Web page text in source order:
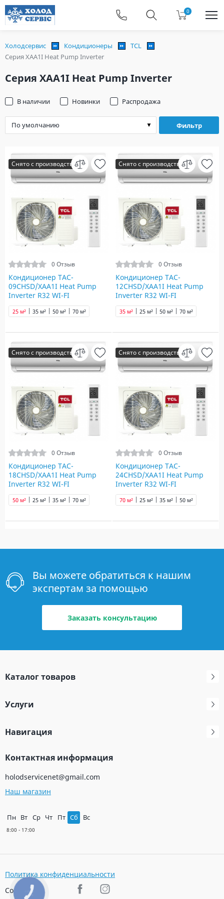
0
Холодсервис Кондиционеры
TCL
Серия XAA1I Heat Pump Inverter
Серия XAA1I Heat Pump Inverter
Фильтр
В наличии Новинки Распродажа
Снято с производства
0 Отзыв
Кондиционер TAC-
09CHSD/XAA1I Heat Pump
Inverter R32 WI-FI
25 м² 35 м² 50 м² 70 м²
Снято с производства
0 Отзыв
Кондиционер TAC-
12CHSD/XAA1I Heat Pump
Inverter R32 WI-FI
25 м²
35 м² 50 м² 70 м²
Снято с производства
0 Отзыв
Кондиционер TAC-
18CHSD/XAA1I Heat Pump
Inverter R32 WI-FI
25 м² 35 м²
50 м² 70 м²
Снято с производства
0 Отзыв
Кондиционер TAC-
24CHSD/XAA1I Heat Pump
Inverter R32 WI-FI
25 м² 35 м² 50 м²
70 м²
Вы можете обратиться к нашим
экспертам за помощью
Заказать консультацию
Каталог товаров
Услуги
Навигация
Контактная информация
holodservicenet@gmail.com
Наш магазин
Пн Вт Ср Чт Пт Сб Вс
Политика конфиденциальности
Соц. сети
КНОПКА
ЗВ'ЯЗКУ